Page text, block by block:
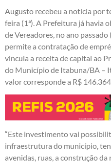
Augusto recebeu a notícia por
feira (1ª). A Prefeitura já havia
de Vereadores, no ano passado (
permite a contratação de
vincula a receita de capital ao
do Município de Itabuna/BA –
valor corresponde a R$
“Este investimento vai
infraestrutura do município,
avenidas, ruas, a construção